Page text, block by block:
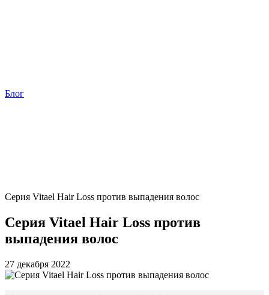
Блог
Серия Vitael Hair Loss против выпадения волос
Серия Vitael Hair Loss против
выпадения волос
27 декабря 2022